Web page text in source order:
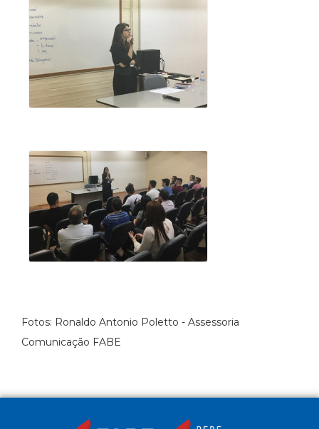
Fotos: Ronaldo Antonio Poletto - Assessoria
Comunicação FABE